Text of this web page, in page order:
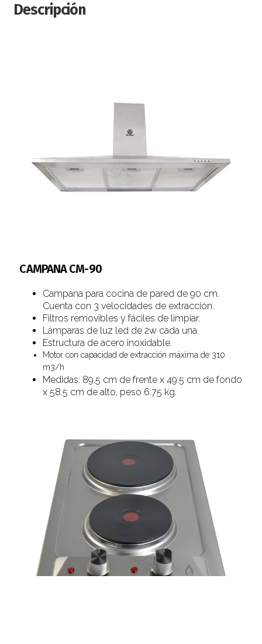
Descripción
CAMPANA CM-90
Campana para cocina de pared de 90 cm.
Cuenta con 3 velocidades de extracción.
Filtros removibles y fáciles de limpiar.
Lámparas de luz led de 2w cada una.
Estructura de acero inoxidable.
Motor con capacidad de extracción máxima de 310
m3/h
Medidas: 89.5 cm de frente x 49.5 cm de fondo
x 58.5 cm de alto, peso 6.75 kg.